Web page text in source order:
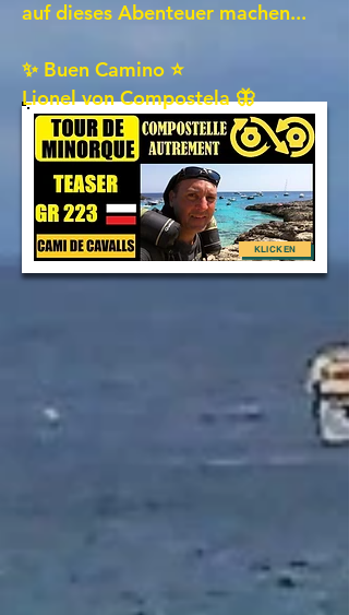
KLICKEN
auf dieses Abenteuer machen...
✨ Buen Camino ⭐
Lionel von Compostela 🦋